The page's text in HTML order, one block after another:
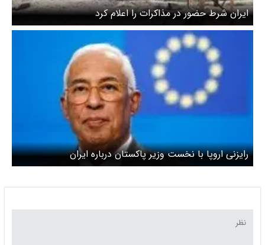
ایران شرط حضور در مذاکرات را اعلام کرد
رایزنی اروپا با نخست وزیر پاکستان درباره ایران